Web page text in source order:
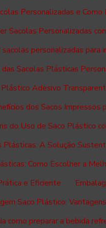
Personalizadas e
Sacolas Personalizadas
personalizadas para
Sacolas Plásticas
Adesivo
dos Sacos Impressos
do Uso de Saco Plástico
Plásticas: A Solução
Como Escolher a
e Eficiente
Saco Plástico:
como preparar a bebida